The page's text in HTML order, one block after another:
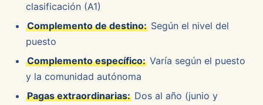
clasificación (A1)
Complemento de destino: Según el nivel del
puesto
Complemento específico: Varía según el puesto
y la comunidad autónoma
Pagas extraordinarias: Dos al año (junio y